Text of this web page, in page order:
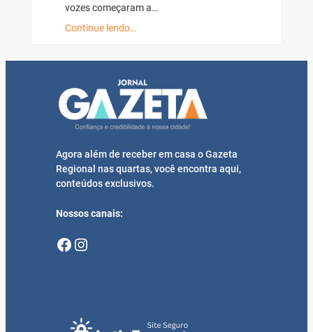
vozes começaram a…
Continue lendo…
Agora além de receber em casa o Gazeta
Regional nas quartas, você encontra aqui,
conteúdos exclusivos.
Nossos canais:
Facebook Instagram